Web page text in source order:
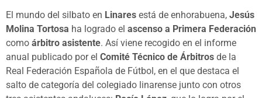
El mundo del silbato en Linares está de enhorabuena, Jesús
Molina Tortosa ha logrado el ascenso a Primera Federación
como árbitro asistente. Así viene recogido en el informe
anual publicado por el Comité Técnico de Árbitros de la
Real Federación Española de Fútbol, en el que destaca el
salto de categoría del colegiado linarense junto con otros